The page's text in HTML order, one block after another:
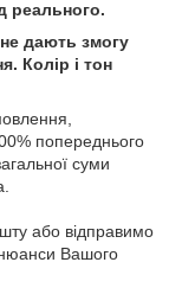
реального.
не дають змогу
Колір і тон
попереднього
суми
або відправимо
Вашого